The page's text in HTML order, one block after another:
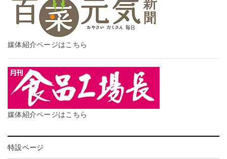
媒体紹介ページはこちら
媒体紹介ページはこちら
特設ページ